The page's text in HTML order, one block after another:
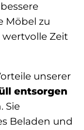
Möbel zu
Zeit
unserer
entsorgen
Sie
Beladen und